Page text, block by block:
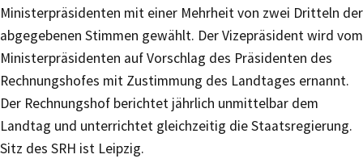
Ministerpräsidenten mit einer Mehrheit von zwei Dritteln der
abgegebenen Stimmen gewählt. Der Vizepräsident wird vom
Ministerpräsidenten auf Vorschlag des Präsidenten des
Rechnungshofes mit Zustimmung des Landtages ernannt.
Der Rechnungshof berichtet jährlich unmittelbar dem
Landtag und unterrichtet gleichzeitig die Staatsregierung.
Sitz des SRH ist Leipzig.